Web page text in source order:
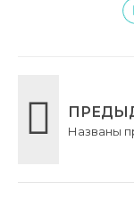
Названы